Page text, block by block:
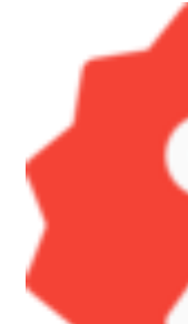
Contul Meu
Finalizare Comandă
Newsletter
Urmărește-ți comanda